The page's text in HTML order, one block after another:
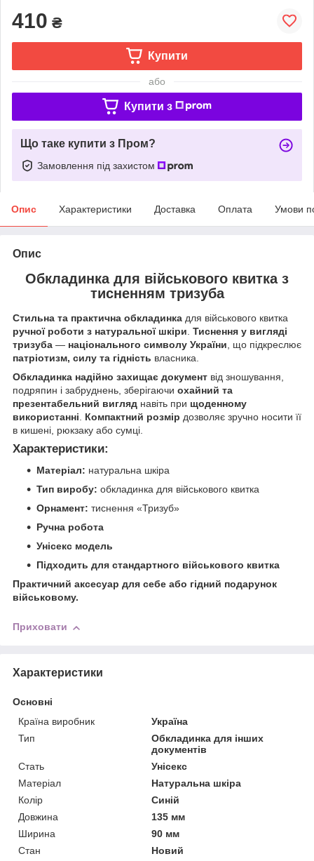
410 ₴
Купити
або
Купити з
Що таке купити з Пром?
Замовлення під захистом
Опис Характеристики Доставка Оплата Умови
Опис
Обкладинка для військового квитка з
тисненням тризуба
Стильна та практична обкладинка для військового квитка
ручної роботи з натуральної шкіри. Тиснення у вигляді
тризуба — національного символу України, що підкреслює
патріотизм, силу та гідність власника.
Обкладинка надійно захищає документ від зношування,
подряпин і забруднень, зберігаючи охайний та
презентабельний вигляд навіть при щоденному
використанні. Компактний розмір дозволяє зручно носити її
в кишені, рюкзаку або сумці.
Характеристики:
Матеріал: натуральна шкіра
Тип виробу: обкладинка для військового квитка
Орнамент: тиснення «Тризуб»
Ручна робота
Унісекс модель
Підходить для стандартного військового квитка
Практичний аксесуар для себе або гідний подарунок
військовому.
Приховати
Характеристики
Основні
Країна виробник
Україна
Тип
Обкладинка для інших
документів
Стать
Унісекс
Матеріал
Натуральна шкіра
Колір
Синій
Довжина
135 мм
Ширина
90 мм
Стан
Новий